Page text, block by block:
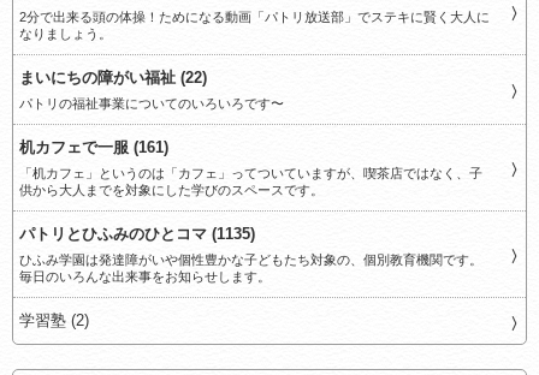
2分で出来る頭の体操！ためになる動画「パトリ放送部」でステキに賢く大人に
なりましょう。
まいにちの障がい福祉 (22)
パトリの福祉事業についてのいろいろです〜
机カフェで一服 (161)
「机カフェ」というのは「カフェ」ってついていますが、喫茶店ではなく、子
供から大人までを対象にした学びのスペースです。
パトリとひふみのひとコマ (1135)
ひふみ学園は発達障がいや個性豊かな子どもたち対象の、個別教育機関です。
毎日のいろんな出来事をお知らせします。
学習塾 (2)